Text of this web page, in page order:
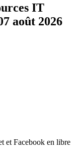
IT
août 2026
et Facebook en libre